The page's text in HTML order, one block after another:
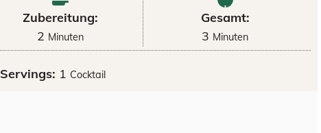
Zubereitung:
2 Minuten
Gesamt:
3 Minuten
Servings: 1 Cocktail